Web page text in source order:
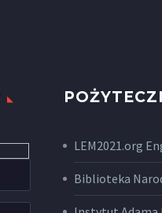
LEM2021.org
Biblioteka